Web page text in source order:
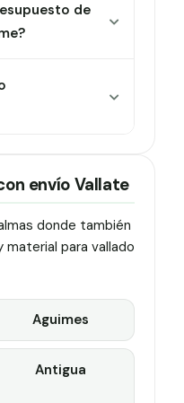
de
envío Vallate
donde también
para vallado
Aguimes
Antigua